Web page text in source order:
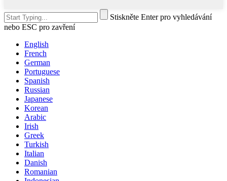
Stiskněte Enter pro vyhledávání
nebo ESC pro zavření
English
French
German
Portuguese
Spanish
Russian
Japanese
Korean
Arabic
Irish
Greek
Turkish
Italian
Danish
Romanian